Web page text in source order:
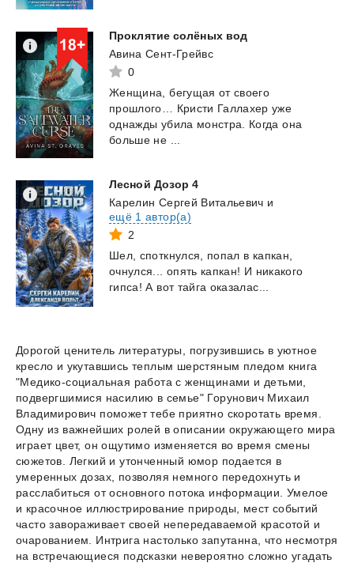
Проклятие солёных вод
Авина Сент-Грейвс
0
Женщина, бегущая от своего
прошлого… Кристи Галлахер уже
однажды убила монстра. Когда она
больше не ...
Лесной Дозор 4
Карелин Сергей Витальевич и
ещё 1 автор(а)
2
Шел, споткнулся, попал в капкан,
очнулся...
опять капкан! И никакого
гипса! А вот тайга оказалас...
Дорогой ценитель литературы, погрузившись в уютное
кресло и укутавшись теплым шерстяным пледом книга
"Медико-социальная работа с женщинами и детьми,
подвергшимися насилию в семье" Горунович Михаил
Владимирович поможет тебе приятно скоротать время.
Одну из важнейших ролей в описании окружающего мира
играет цвет, он ощутимо изменяется во время смены
сюжетов. Легкий и утонченный юмор подается в
умеренных дозах, позволяя немного передохнуть и
расслабиться от основного потока информации. Умелое
и красочное иллюстрирование природы, мест событий
часто завораживает своей непередаваемой красотой и
очарованием. Интрига настолько запутанна, что несмотря
на встречающиеся подсказки невероятно сложно угадать